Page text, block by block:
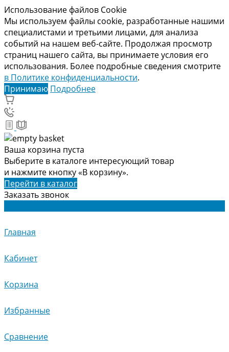
Использование файлов Cookie
Мы используем файлы cookie, разработанные нашими
специалистами и третьими лицами, для анализа
событий на нашем веб-сайте. Продолжая просмотр
страниц нашего сайта, вы принимаете условия его
использования. Более подробные сведения смотрите
в Политике конфиденциальности.
Принимаю Подробнее
Ваша корзина пуста
Выберите в каталоге интересующий товар
и нажмите кнопку «В корзину».
Перейти в каталог
Заказать звонок
Главная
Кабинет
Корзина
Избранные
Сравнение